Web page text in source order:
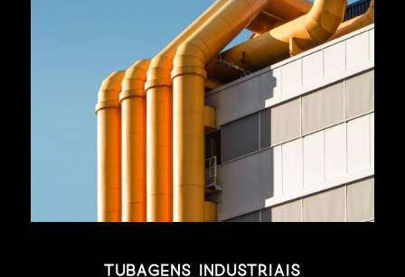
Tubagens Industriais